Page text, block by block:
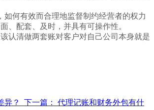
何有效而合理地监督制约经营者的权力
、配套、及时，并具有可操作性。
认清做两套账对客户对自己公司本身就是
下一篇：
代理记账和财务外包有什